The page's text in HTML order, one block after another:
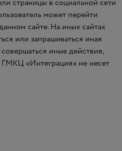
страницы в социальной сети
может перейти
сайте. На иных сайтах
или запрашиваться иная
иные действия,
ГМКЦ «Интеграция» не несет